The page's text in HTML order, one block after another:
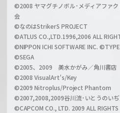
l
h
a
n
l
©2008 ヤマグチノボル･メディアファ
会
©なのはStrikerS PROJECT
©ATLUS CO.,LTD.1996,2006 ALL
©NIPPON ICHI SOFTWARE INC.
©SEGA
©2005、2009 美水かがみ／角川書店
©2008 VisualArt's/Key
©2009 Nitroplus/Project Phantom
©2007,2008,2009谷川流･いとうのい
©CAPCOM CO., LTD. 2009 ALL RIGHTS